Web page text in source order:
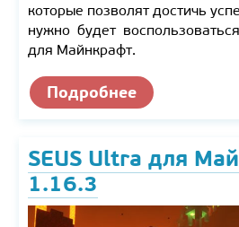
которые позволят достичь
нужно будет
для Майнкрафт.
Подробнее
SEUS Ultra для
1.16.3